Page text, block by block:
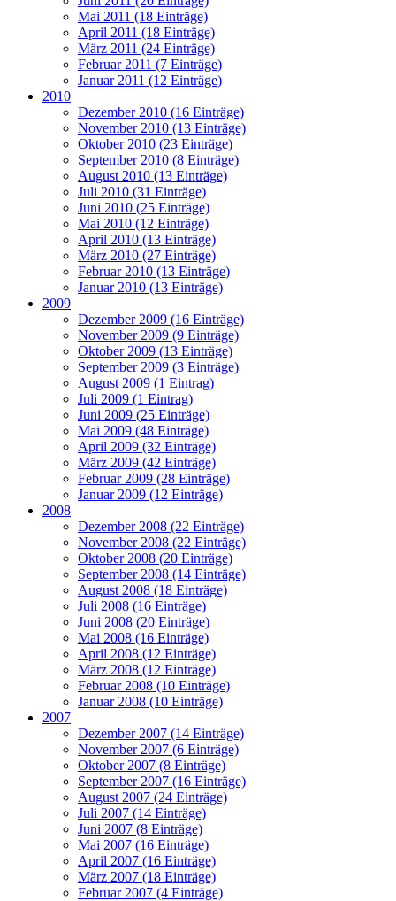
Mai 2011 (18 Einträge)
April 2011 (18 Einträge)
März 2011 (24 Einträge)
Februar 2011 (7 Einträge)
Januar 2011 (12 Einträge)
2010
Dezember 2010 (16 Einträge)
November 2010 (13 Einträge)
Oktober 2010 (23 Einträge)
September 2010 (8 Einträge)
August 2010 (13 Einträge)
Juli 2010 (31 Einträge)
Juni 2010 (25 Einträge)
Mai 2010 (12 Einträge)
April 2010 (13 Einträge)
März 2010 (27 Einträge)
Februar 2010 (13 Einträge)
Januar 2010 (13 Einträge)
2009
Dezember 2009 (16 Einträge)
November 2009 (9 Einträge)
Oktober 2009 (13 Einträge)
September 2009 (3 Einträge)
August 2009 (1 Eintrag)
Juli 2009 (1 Eintrag)
Juni 2009 (25 Einträge)
Mai 2009 (48 Einträge)
April 2009 (32 Einträge)
März 2009 (42 Einträge)
Februar 2009 (28 Einträge)
Januar 2009 (12 Einträge)
2008
Dezember 2008 (22 Einträge)
November 2008 (22 Einträge)
Oktober 2008 (20 Einträge)
September 2008 (14 Einträge)
August 2008 (18 Einträge)
Juli 2008 (16 Einträge)
Juni 2008 (20 Einträge)
Mai 2008 (16 Einträge)
April 2008 (12 Einträge)
März 2008 (12 Einträge)
Februar 2008 (10 Einträge)
Januar 2008 (10 Einträge)
2007
Dezember 2007 (14 Einträge)
November 2007 (6 Einträge)
Oktober 2007 (8 Einträge)
September 2007 (16 Einträge)
August 2007 (24 Einträge)
Juli 2007 (14 Einträge)
Juni 2007 (8 Einträge)
Mai 2007 (16 Einträge)
April 2007 (16 Einträge)
März 2007 (18 Einträge)
Februar 2007 (4 Einträge)